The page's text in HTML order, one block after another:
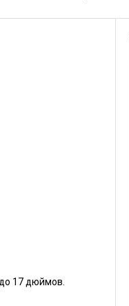
17 дюймов.